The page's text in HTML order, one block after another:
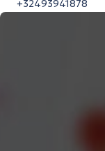
+32493941878